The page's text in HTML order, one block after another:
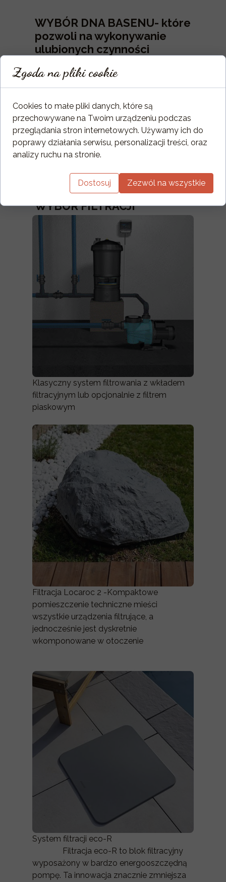
Filtracja Locaroc 2 -Kompaktowe
pomieszczenie techniczne mieści
wszystkie urządzenia filtrujące, a
jednocześnie jest dyskretnie
wkomponowane w otoczenie
WYBÓR FILTRACJI
Klasyczny system filtrowania z wkładem
filtracyjnym lub opcjonalnie z filtrem
piaskowym
System filtracji eco-R
Filtracja eco-R to blok filtracyjny
wyposażony w bardzo energooszczędną
pompę. Ta innowacja znacznie zmniejsza
WYBÓR DNA BASENU- które
pozwoli na wykonywanie
ulubionych czynności
Zgoda na pliki cookie
Cookies to małe pliki danych, które są
przechowywane na Twoim urządzeniu podczas
przeglądania stron internetowych. Używamy ich do
poprawy działania serwisu, personalizacji treści, oraz
analizy ruchu na stronie.
Dostosuj Zezwól na wszystkie